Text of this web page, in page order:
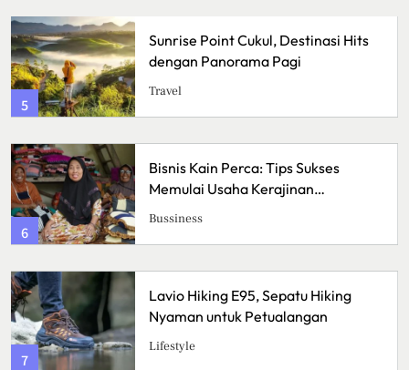
5
Sunrise Point Cukul, Destinasi Hits
dengan Panorama Pagi
Travel
6
Bisnis Kain Perca: Tips Sukses
Memulai Usaha Kerajinan
Bussiness
7
Lavio Hiking E95, Sepatu Hiking
Nyaman untuk Petualangan
Lifestyle